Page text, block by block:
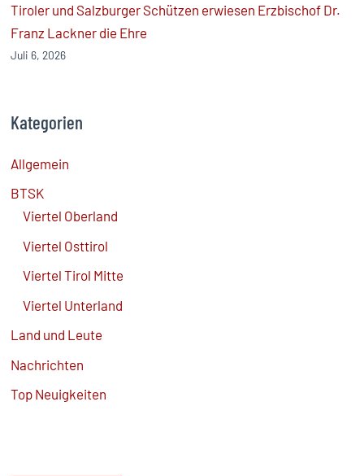
Tiroler und Salzburger Schützen erwiesen Erzbischof Dr.
Franz Lackner die Ehre
Juli 6, 2026
Kategorien
Allgemein
BTSK
Viertel Oberland
Viertel Osttirol
Viertel Tirol Mitte
Viertel Unterland
Land und Leute
Nachrichten
Top Neuigkeiten